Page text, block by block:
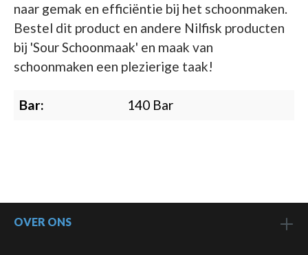
naar gemak en efficiëntie bij het schoonmaken.
Bestel dit product en andere Nilfisk producten
bij 'Sour Schoonmaak' en maak van
schoonmaken een plezierige taak!
Bar: 140 Bar
OVER ONS